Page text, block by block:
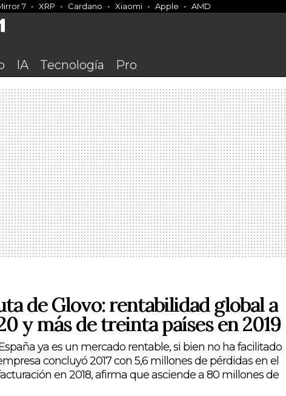
7 XRP Cardano Xiaomi Apple AMD
IA Tecnología Pro
de Glovo: rentabilidad global a
y más de treinta países en 2019
ya es un mercado rentable, si bien no ha facilitado
concluyó 2017 con 5,6 millones de pérdidas en el
en 2018, afirma que asciende a 80 millones de